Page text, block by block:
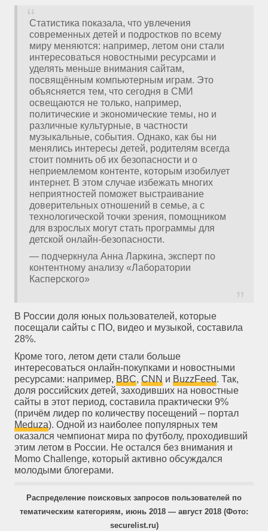
Статистика показала, что увлечения
современных детей и подростков по всему
миру меняются: например, летом они стали
интересоваться новостными ресурсами и
уделять меньше внимания сайтам,
посвящённым компьютерным играм. Это
объясняется тем, что сегодня в СМИ
освещаются не только, например,
политические и экономические темы, но и
различные культурные, в частности
музыкальные, события. Однако, как бы ни
менялись интересы детей, родителям всегда
стоит помнить об их безопасности и о
неприемлемом контенте, которым изобилует
интернет. В этом случае избежать многих
неприятностей поможет выстраивание
доверительных отношений в семье, а с
технологической точки зрения, помощником
для взрослых могут стать программы для
детской онлайн-безопасности.
— подчеркнула Анна Ларкина, эксперт по
контентному анализу «Лаборатории
Касперского»
В России доля юных пользователей, которые
посещали сайты с ПО, видео и музыкой, составила
28%.
Кроме того, летом дети стали больше
интересоваться онлайн-покупками и новостными
ресурсами: например, BBC, CNN и BuzzFeed. Так,
доля российских детей, заходивших на новостные
сайты в этот период, составила практически 9%
(причём лидер по количеству посещений – портал
Meduza). Одной из наиболее популярных тем
оказался чемпионат мира по футболу, проходивший
этим летом в России. Не остался без внимания и
Momo Challenge, который активно обсуждался
молодыми блогерами.
Распределение поисковых запросов пользователей по
тематическим категориям, июнь 2018 — август 2018 (Фото:
securelist.ru)